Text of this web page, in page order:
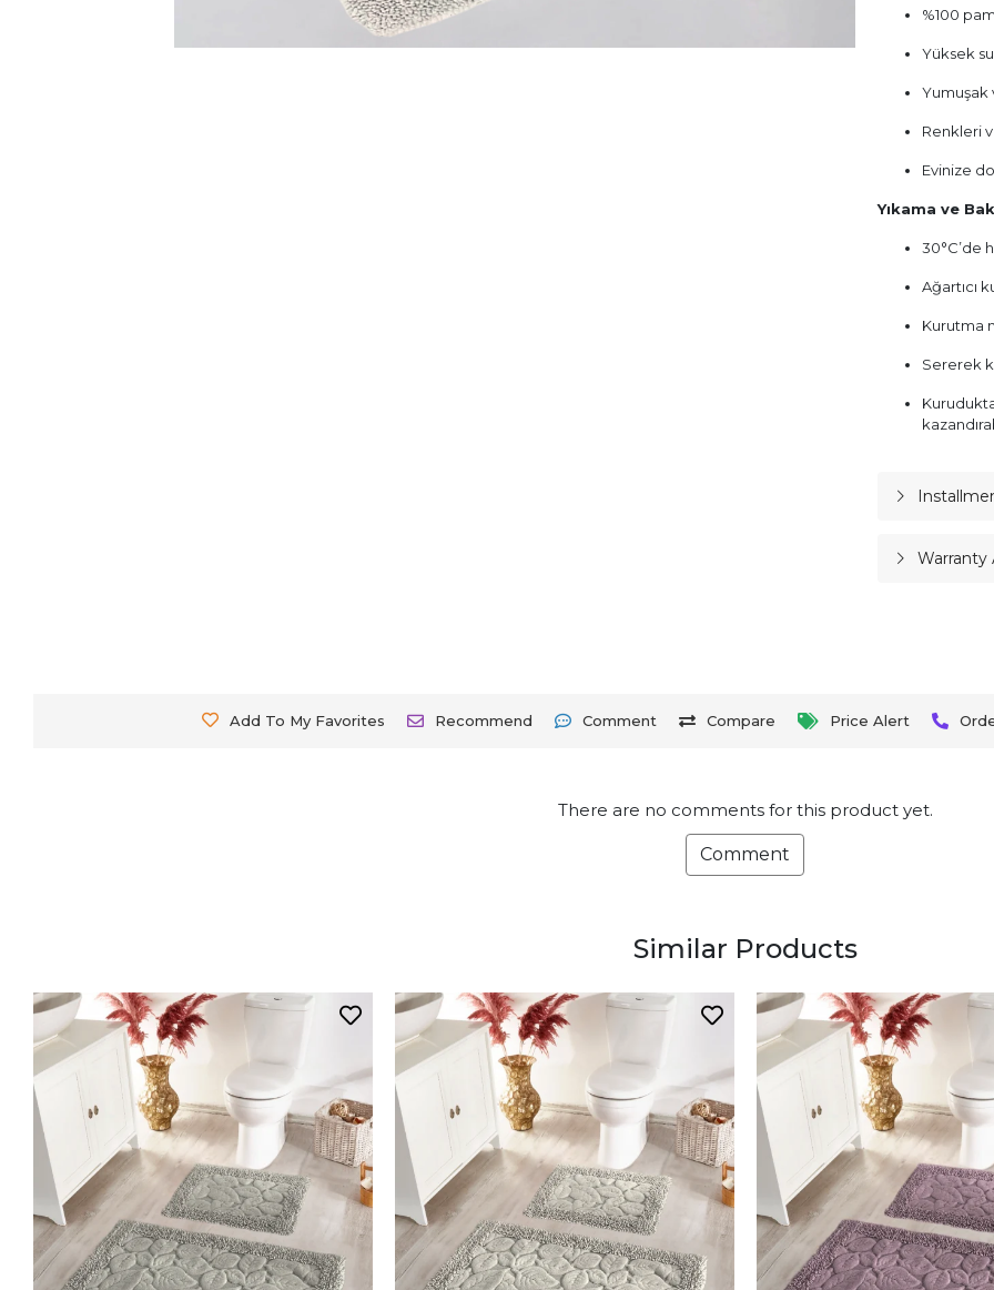
%100
Yüksek
Yumuşak
Renkleri
Evinize
Yıkama ve
30°C’de
Ağartıcı
Kurutma
Sererek
Warranty
Add To My Favorites Recommend Comment Compare Price Alert
There are no comments for this product yet.
Comment
Similar Products